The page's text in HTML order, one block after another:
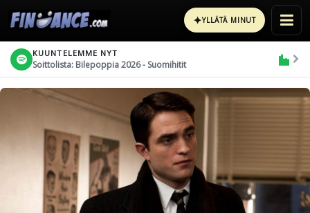
✦YLLÄTÄ MINUT
KUUNTELEMME NYT
Soittolista: Bilepoppia 2026 - Suomihitit